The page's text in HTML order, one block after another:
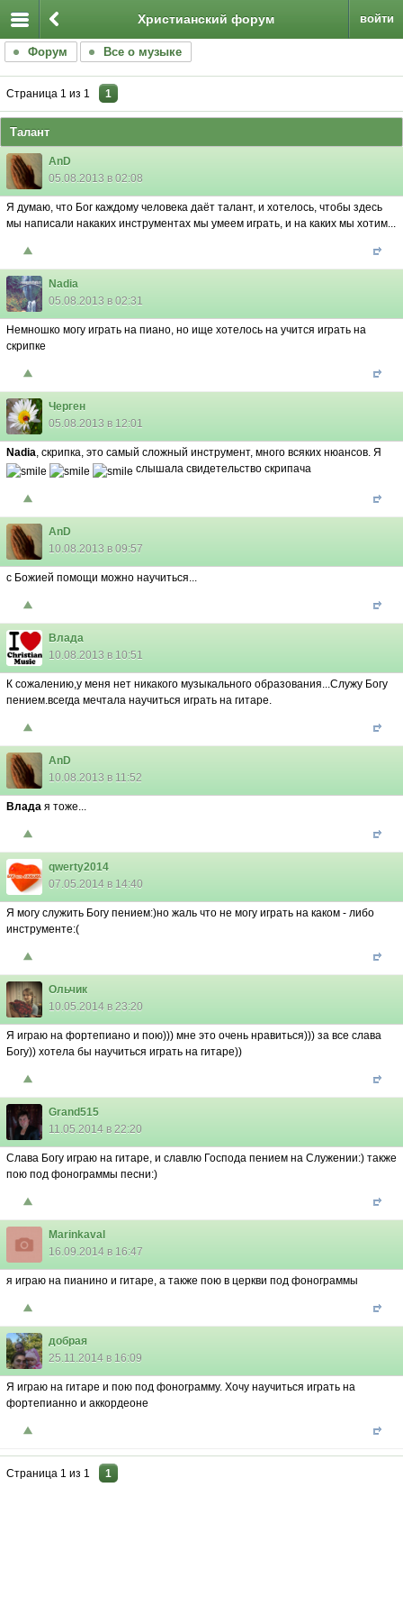
войти
Христианский форум
Форум Все о музыке
Страница 1 из 1 1
Талант
AnD
05.08.2013 в 02:08
Я думаю, что Бог каждому человека даëт талант, и хотелось, чтобы здесь
мы написали накаких инструментах мы умеем играть, и на каких мы хотим...
Nadia
05.08.2013 в 02:31
Немношко могу играть на пиано, но ище хотелось на учится играть на
скрипке
Черген
05.08.2013 в 12:01
Nadia, скрипка, это самый сложный инструмент, много всяких нюансов. Я
слышала свидетельство скрипача
AnD
10.08.2013 в 09:57
с Божией помощи можно научиться...
Влада
10.08.2013 в 10:51
К сожалению,у меня нет никакого музыкального образования...Служу Богу
пением.всегда мечтала научиться играть на гитаре.
AnD
10.08.2013 в 11:52
Влада я тоже...
qwerty2014
07.05.2014 в 14:40
Я могу служить Богу пением:)но жаль что не могу играть на каком - либо
инструменте:(
Ольчик
10.05.2014 в 23:20
Я играю на фортепиано и пою))) мне это очень нравиться))) за все слава
Богу)) хотела бы научиться играть на гитаре))
Grand515
11.05.2014 в 22:20
Слава Богу играю на гитаре, и славлю Господа пением на Служении:) также
пою под фонограммы песни:)
Marinkaval
16.09.2014 в 16:47
я играю на пианино и гитаре, а также пою в церкви под фонограммы
добрая
25.11.2014 в 16:09
Я играю на гитаре и пою под фонограмму. Хочу научиться играть на
фортепианно и аккордеоне
Страница 1 из 1 1